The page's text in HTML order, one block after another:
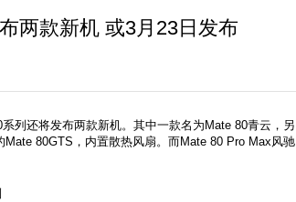
两款新机 或3月23日发布
列还将发布两款新机。其中一款名为Mate 80青云，另
80GTS，内置散热风扇。而Mate 80 Pro Max风驰